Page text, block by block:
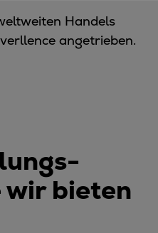
Handels
angetrieben.
bieten